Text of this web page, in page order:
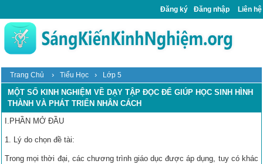
Đăng ký Đăng nhập Liên hệ
Trang Chủ › Tiểu Học › Lớp 5
MỘT SỐ KINH NGHIỆM VỀ DẠY TẬP ĐỌC ĐỂ GIÚP HỌC SINH HÌNH
THÀNH VÀ PHÁT TRIỂN NHÂN CÁCH
I.PHẦN MỞ ĐẦU
1. Lý do chọn đề tài:
Trong mọi thời đại, các chương trình giáo dục được áp dụng, tuy có khác